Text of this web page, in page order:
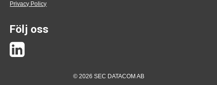
Privacy Policy
Följ oss
© 2026 SEC DATACOM AB